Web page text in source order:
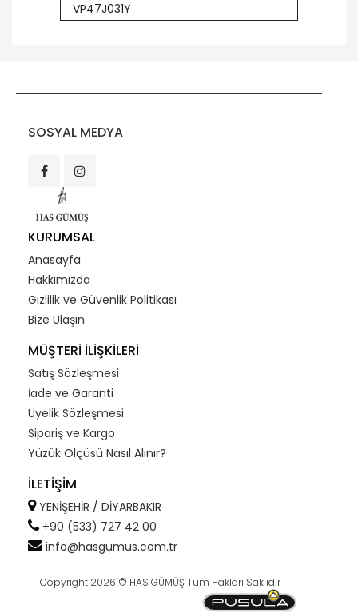
VP47J031Y
SOSYAL MEDYA
KURUMSAL
Anasayfa
Hakkımızda
Gizlilik ve Güvenlik Politikası
Bize Ulaşın
MÜŞTERİ İLİŞKİLERİ
Satış Sözleşmesi
İade ve Garanti
Üyelik Sözleşmesi
Sipariş ve Kargo
Yüzük Ölçüsü Nasıl Alınır?
İLETİŞİM
YENİŞEHİR / DİYARBAKIR
+90 (533) 727 42 00
info@hasgumus.com.tr
Copyright 2026 © HAS GÜMÜŞ Tüm Hakları Saklıdır